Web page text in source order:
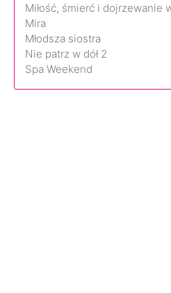
Miłość, śmierć i dojrzewanie
Mira
Młodsza siostra
Nie patrz w dół 2
Spa Weekend